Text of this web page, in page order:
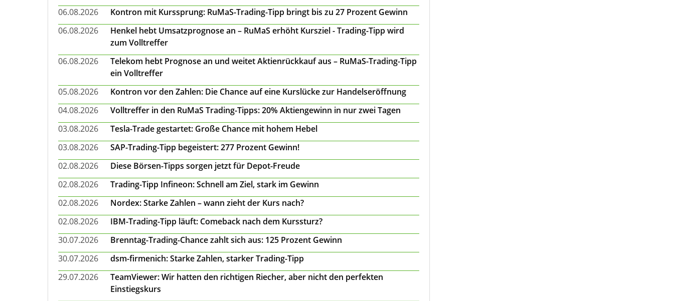
06.08.2026
Kontron mit Kurssprung: RuMaS-Trading-Tipp bringt bis zu 27 Prozent Gewinn
06.08.2026
Henkel hebt Umsatzprognose an – RuMaS erhöht Kursziel - Trading-Tipp wird
zum Volltreffer
06.08.2026
Telekom hebt Prognose an und weitet Aktienrückkauf aus – RuMaS-Trading-Tipp
ein Volltreffer
05.08.2026
Kontron vor den Zahlen: Die Chance auf eine Kurslücke zur Handelseröffnung
04.08.2026
Volltreffer in den RuMaS Trading-Tipps: 20% Aktiengewinn in nur zwei Tagen
03.08.2026
Tesla-Trade gestartet: Große Chance mit hohem Hebel
03.08.2026
SAP-Trading-Tipp begeistert: 277 Prozent Gewinn!
02.08.2026
Diese Börsen-Tipps sorgen jetzt für Depot-Freude
02.08.2026
Trading-Tipp Infineon: Schnell am Ziel, stark im Gewinn
02.08.2026
Nordex: Starke Zahlen – wann zieht der Kurs nach?
02.08.2026
IBM-Trading-Tipp läuft: Comeback nach dem Kurssturz?
30.07.2026
Brenntag-Trading-Chance zahlt sich aus: 125 Prozent Gewinn
30.07.2026
dsm-firmenich: Starke Zahlen, starker Trading-Tipp
29.07.2026
TeamViewer: Wir hatten den richtigen Riecher, aber nicht den perfekten
Einstiegskurs